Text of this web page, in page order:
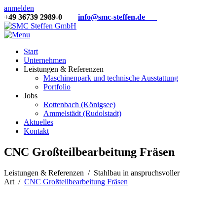
anmelden
+49 36739 2989-0 info@smc-steffen.de
Start
Unternehmen
Leistungen & Referenzen
Maschinenpark und technische Ausstattung
Portfolio
Jobs
Rottenbach (Königsee)
Ammelstädt (Rudolstadt)
Aktuelles
Kontakt
CNC Großteilbearbeitung Fräsen
Leistungen & Referenzen / Stahlbau in anspruchsvoller
Art / CNC Großteilbearbeitung Fräsen